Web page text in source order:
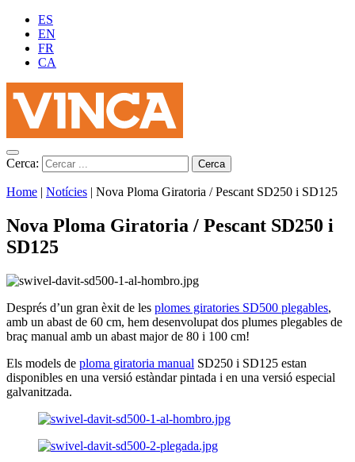
ES
EN
FR
CA
Cerca:
Home | Notícies | Nova Ploma Giratoria / Pescant SD250 i SD125
Nova Ploma Giratoria / Pescant SD250 i
SD125
Després d’un gran èxit de les plomes giratories SD500 plegables,
amb un abast de 60 cm, hem desenvolupat dos plumes plegables de
braç manual amb un abast major de 80 i 100 cm!
Els models de ploma giratoria manual SD250 i SD125 estan
disponibles en una versió estàndar pintada i en una versió especial
galvanitzada.